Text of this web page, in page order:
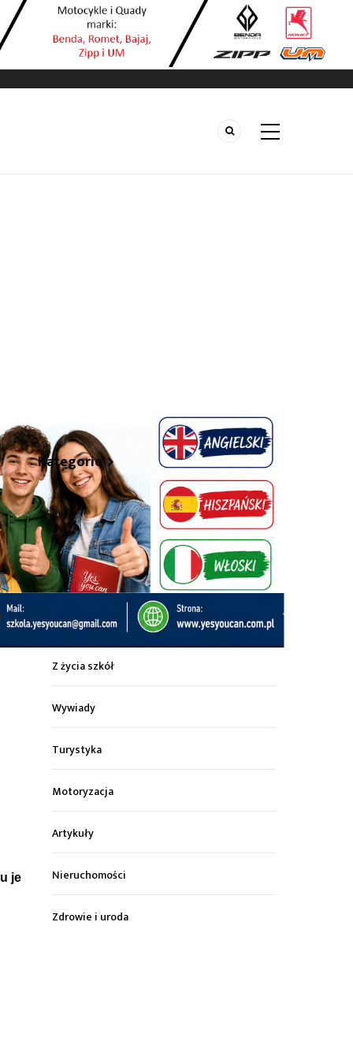
je
Kategorie
Z życia miasta
Sport
Kultura
Wiadomości z regionu
Z życia szkół
Wywiady
Turystyka
Motoryzacja
Artykuły
Nieruchomości
Zdrowie i uroda